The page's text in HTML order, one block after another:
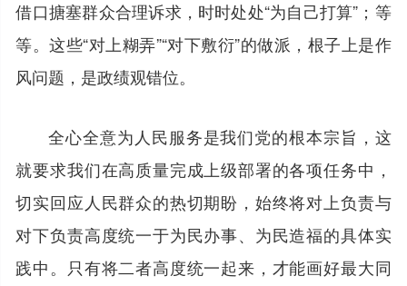
借口搪塞群众合理诉求，时时处处“为自己打算”；等
等。这些“对上糊弄”“对下敷衍”的做派，根子上是作
风问题，是政绩观错位。
全心全意为人民服务是我们党的根本宗旨，这
就要求我们在高质量完成上级部署的各项任务中，
切实回应人民群众的热切期盼，始终将对上负责与
对下负责高度统一于为民办事、为民造福的具体实
践中。只有将二者高度统一起来，才能画好最大同